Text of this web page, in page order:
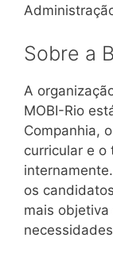
Sobre a
A
MOBI-Rio
Companhia,
curricular e o
os
mais